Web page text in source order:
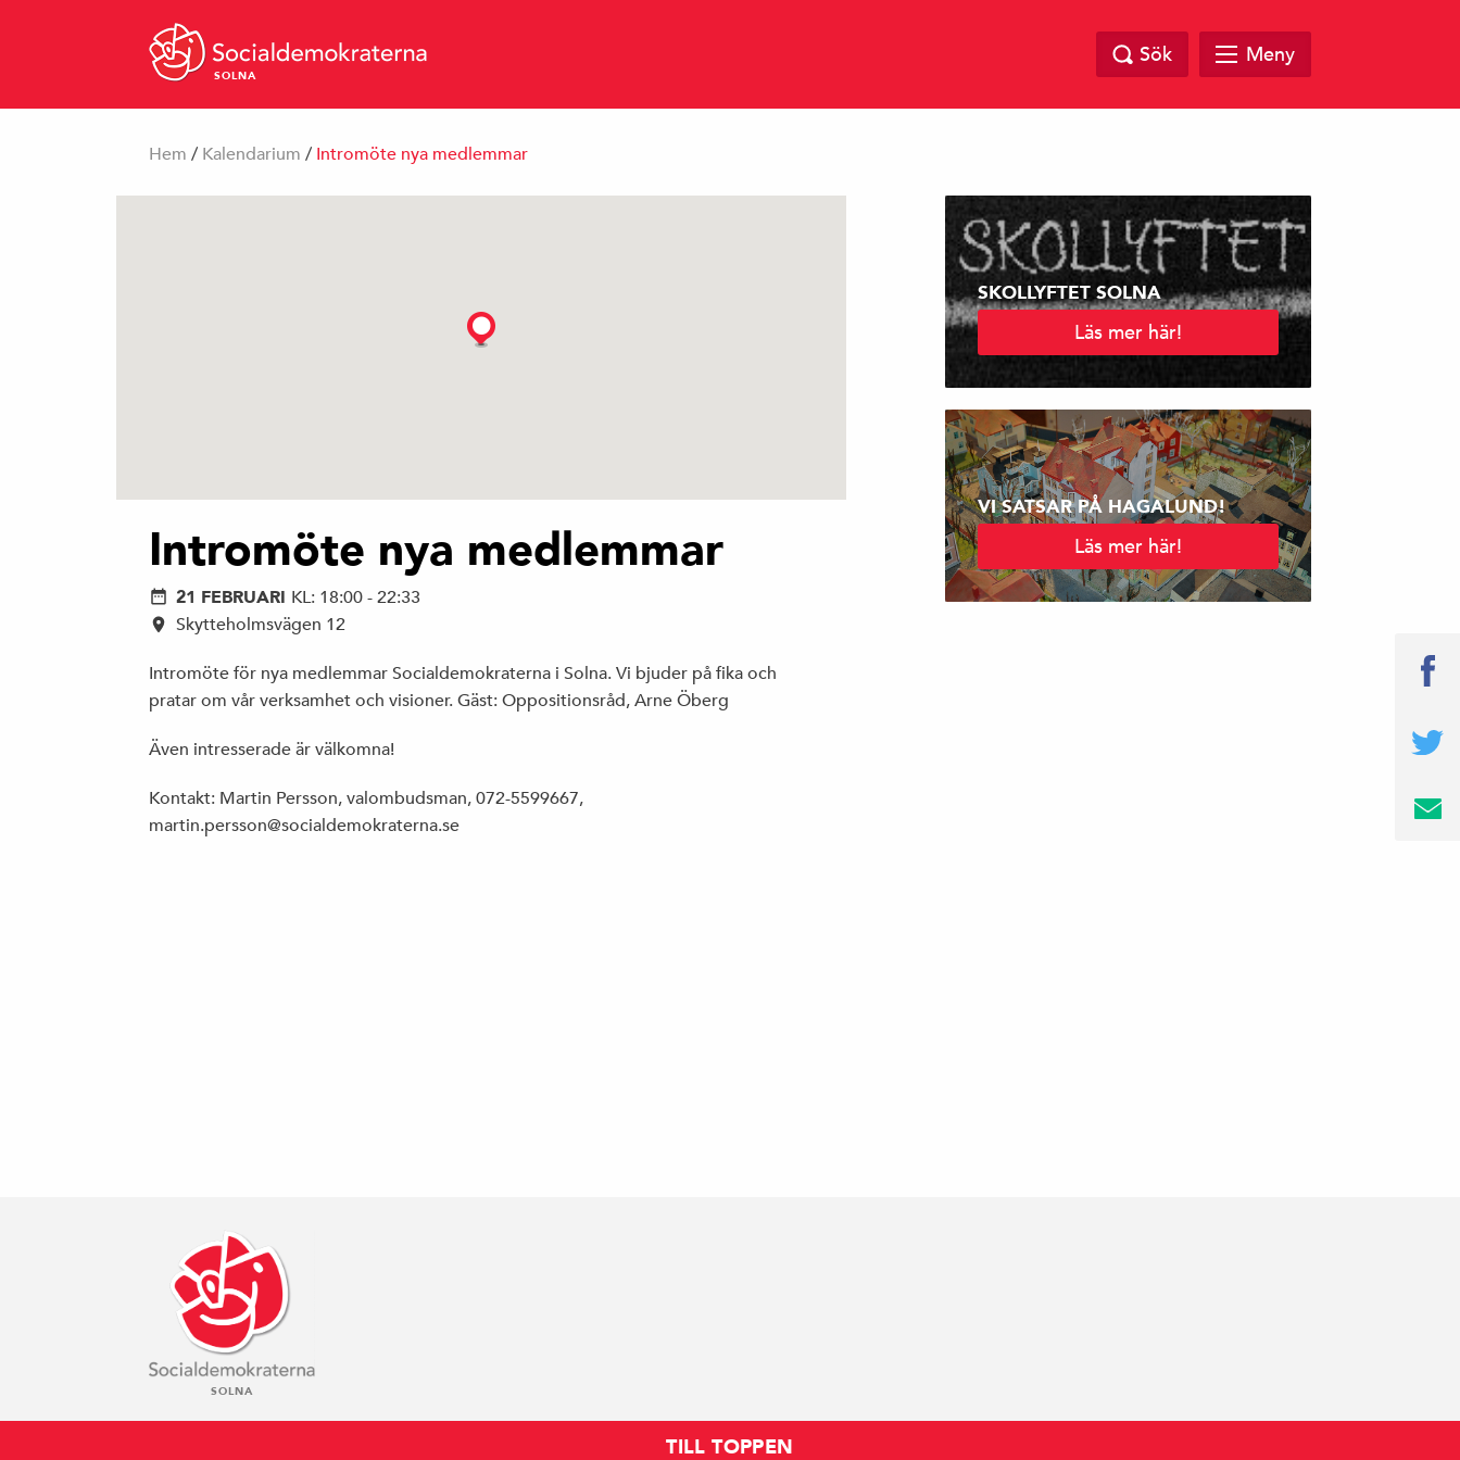
SOLNA
Sök Meny
Hem / Kalendarium / Intromöte nya medlemmar
Intromöte nya medlemmar
21 FEBRUARI KL: 18:00 - 22:33
Skytteholmsvägen 12
Intromöte för nya medlemmar Socialdemokraterna i Solna. Vi bjuder på fika och
pratar om vår verksamhet och visioner. Gäst: Oppositionsråd, Arne Öberg
Även intresserade är välkomna!
Kontakt: Martin Persson, valombudsman, 072-5599667,
martin.persson@socialdemokraterna.se
SKOLLYFTET SOLNA
Läs mer här!
VI SATSAR PÅ HAGALUND!
Läs mer här!
SOLNA
TILL TOPPEN